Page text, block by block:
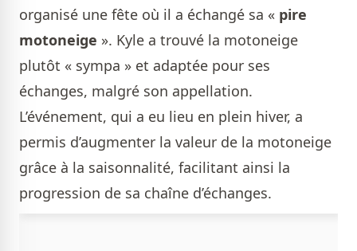
organisé une fête où il a échangé sa « pire
motoneige ». Kyle a trouvé la motoneige
plutôt « sympa » et adaptée pour ses
échanges, malgré son appellation.
L’événement, qui a eu lieu en plein hiver, a
permis d’augmenter la valeur de la motoneige
grâce à la saisonnalité, facilitant ainsi la
progression de sa chaîne d’échanges.